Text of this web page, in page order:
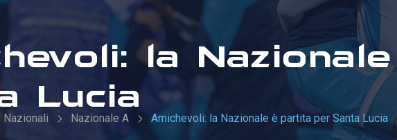
la
Lucia
Nazionali Nazionale A Amichevoli: la Nazionale è partita per Santa Lucia